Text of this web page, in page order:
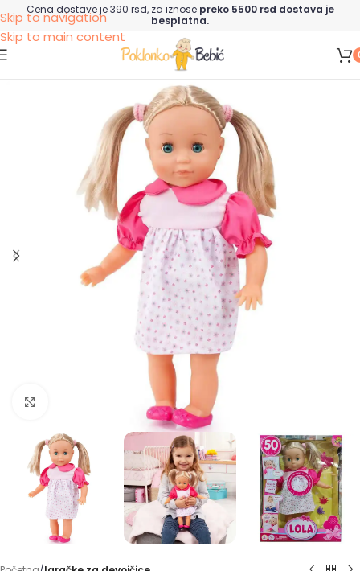
Skip to navigation
Skip to main content
Cena dostave je 390 rsd, za iznose preko 5500 rsd dostava je
besplatna.